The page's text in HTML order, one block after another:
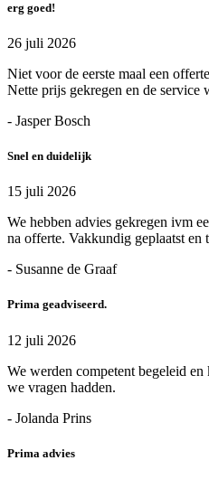
erg goed!
26 juli 2026
Niet voor de eerste maal een
Nette prijs gekregen en de service
- Jasper Bosch
Snel en duidelijk
15 juli 2026
We hebben advies gekregen ivm
na offerte. Vakkundig geplaatst en
- Susanne de Graaf
Prima geadviseerd.
12 juli 2026
We werden competent begeleid
we vragen hadden.
- Jolanda Prins
Prima advies